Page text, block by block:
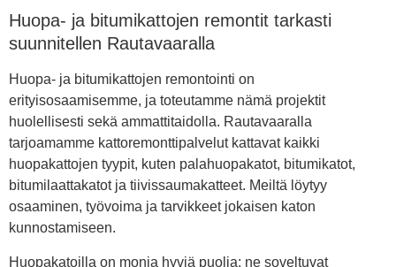
Huopa- ja bitumikattojen remontit tarkasti
suunnitellen Rautavaaralla
Huopa- ja bitumikattojen remontointi on
erityisosaamisemme, ja toteutamme nämä projektit
huolellisesti sekä ammattitaidolla. Rautavaaralla
tarjoamamme kattoremonttipalvelut kattavat kaikki
huopakattojen tyypit, kuten palahuopakatot, bitumikatot,
bitumilaattakatot ja tiivissaumakatteet. Meiltä löytyy
osaaminen, työvoima ja tarvikkeet jokaisen katon
kunnostamiseen.
Huopakatoilla on monia hyviä puolia: ne soveltuvat